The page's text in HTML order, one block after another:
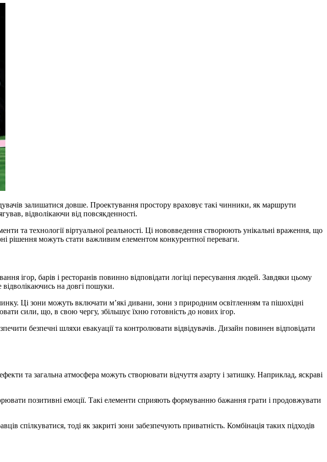
залишатися довше. Проектування простору враховує такі чинники, як маршрути
відволікаючи від повсякденності.
та технології віртуальної реальності. Ці нововведення створюють унікальні враження, що
рішення можуть стати важливим елементом конкурентної переваги.
ігор, барів і ресторанів повинно відповідати логіці пересування людей. Завдяки цьому
на довгі пошуки.
Ці зони можуть включати м’які дивани, зони з природним освітленням та пішохідні
сили, що, в свою чергу, збільшує їхню готовність до нових ігор.
безпечні шляхи евакуації та контролювати відвідувачів. Дизайн повинен відповідати
та загальна атмосфера можуть створювати відчуття азарту і затишку. Наприклад, яскраві
позитивні емоції. Такі елементи сприяють формуванню бажання грати і продовжувати
спілкуватися, тоді як закриті зони забезпечують приватність. Комбінація таких підходів